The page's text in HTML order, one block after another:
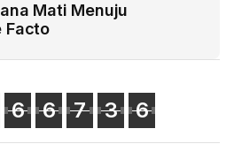
Mati Menuju
Facto
6 6 7 3 6